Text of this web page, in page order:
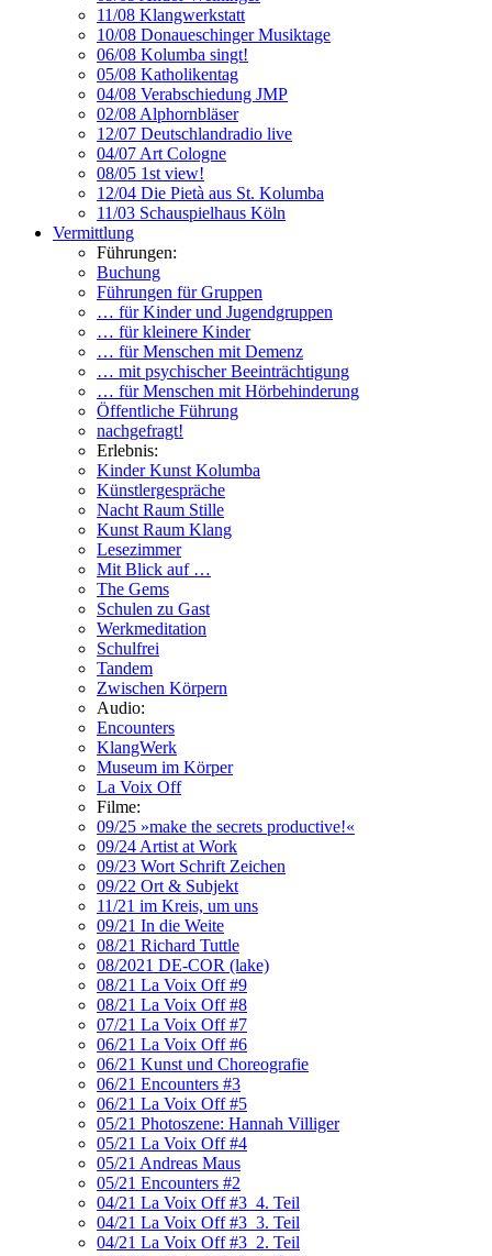
11/08 Klangwerkstatt
10/08 Donaueschinger Musiktage
06/08 Kolumba singt!
05/08 Katholikentag
04/08 Verabschiedung JMP
02/08 Alphornbläser
12/07 Deutschlandradio live
04/07 Art Cologne
08/05 1st view!
12/04 Die Pietà aus St. Kolumba
11/03 Schauspielhaus Köln
Vermittlung
Führungen:
Buchung
Führungen für Gruppen
… für Kinder und Jugendgruppen
… für kleinere Kinder
… für Menschen mit Demenz
… mit psychischer Beeinträchtigung
… für Menschen mit Hörbehinderung
Öffentliche Führung
nachgefragt!
Erlebnis:
Kinder Kunst Kolumba
Künstlergespräche
Nacht Raum Stille
Kunst Raum Klang
Lesezimmer
Mit Blick auf …
The Gems
Schulen zu Gast
Werkmeditation
Schulfrei
Tandem
Zwischen Körpern
Audio:
Encounters
KlangWerk
Museum im Körper
La Voix Off
Filme:
09/25 »make the secrets productive!«
09/24 Artist at Work
09/23 Wort Schrift Zeichen
09/22 Ort & Subjekt
11/21 im Kreis, um uns
09/21 In die Weite
08/21 Richard Tuttle
08/2021 DE-COR (lake)
08/21 La Voix Off #9
08/21 La Voix Off #8
07/21 La Voix Off #7
06/21 La Voix Off #6
06/21 Kunst und Choreografie
06/21 Encounters #3
06/21 La Voix Off #5
05/21 Photoszene: Hannah Villiger
05/21 La Voix Off #4
05/21 Andreas Maus
05/21 Encounters #2
04/21 La Voix Off #3_4. Teil
04/21 La Voix Off #3_3. Teil
04/21 La Voix Off #3_2. Teil